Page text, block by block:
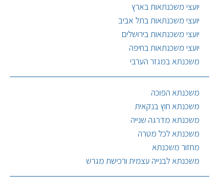
יועצי משכנתאות בארץ
יועצי משכנתאות בתל אביב
יועצי משכנתאות בירושלים
יועצי משכנתאות בחיפה
משכנתא במגזר הערבי
משכנתא הפוכה
משכנתא חוץ בנקאית
משכנתא מדרגה שנייה
משכנתא לכל מטרה
מחזור משכנתא
משכנתא לבנייה עצמית ורכישת מגרש